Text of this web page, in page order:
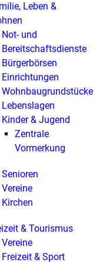
Leben &
Not- und
Bereitschaftsdienste
Bürgerbörsen
Einrichtungen
Wohnbaugrundstücke
Lebenslagen
Kinder & Jugend
Zentrale
Vormerkung
Senioren
Vereine
Kirchen
& Tourismus
Vereine
Freizeit & Sport